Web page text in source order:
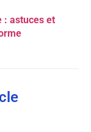
: astuces et